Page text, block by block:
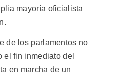
mayoría oficialista
de los parlamentos no
el fin inmediato del
en marcha de un